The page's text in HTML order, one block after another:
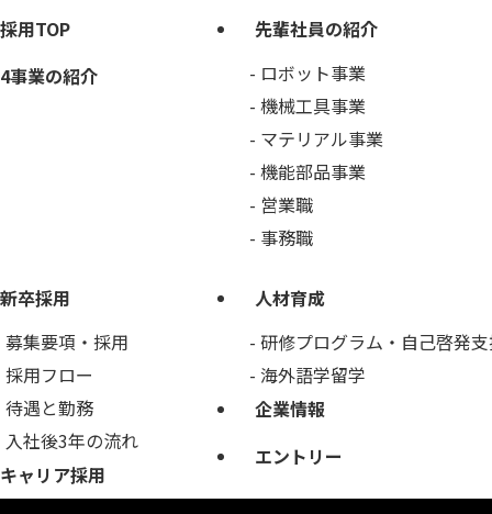
採用TOP
4事業の紹介
先輩社員の紹介
ロボット事業
機械工具事業
マテリアル事業
機能部品事業
営業職
事務職
新卒採用
募集要項・採用
採用フロー
待遇と勤務
入社後3年の流れ
キャリア採用
人材育成
研修プログラム・自己啓発
海外語学留学
企業情報
エントリー